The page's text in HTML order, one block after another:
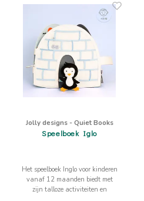
Jolly designs - Quiet Books
Speelboek Iglo
Het speelboek Inglo voor kinderen
vanaf 12 maanden biedt met
zijn talloze activiteiten en